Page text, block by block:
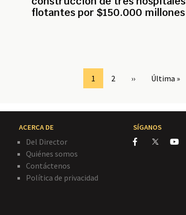
flotantes por $150.000 millones
Page
1 Page
2
Siguiente
››
Última
Última »
ACERCA DE
Del Director
Quiénes somos
Contáctenos
Política de privacidad
SÍGANOS